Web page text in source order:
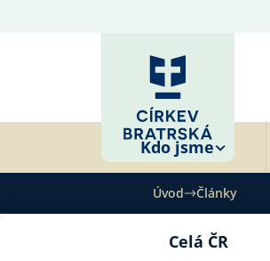
Kdo jsme
Úvod Články
Celá ČR